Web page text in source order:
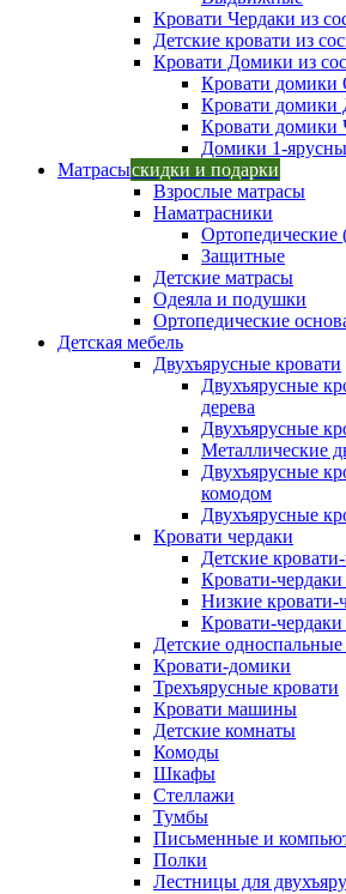
Кровати Чердаки из
Детские кровати из
Кровати Домики из
Кровати домики
Кровати домики
Кровати домики
Домики 1-
Матрасыскидки и подарки
Взрослые матрасы
Наматрасники
Ортопедические
Защитные
Детские матрасы
Одеяла и подушки
Ортопедические
Детская мебель
Двухъярусные кровати
Двухъярусные
дерева
Двухъярусные
Металлические
Двухъярусные
комодом
Двухъярусные
Кровати чердаки
Детские
Кровати-
Низкие кровати-
Кровати-чердаки
Детские односпальные
Кровати-домики
Трехъярусные кровати
Кровати машины
Детские комнаты
Комоды
Шкафы
Стеллажи
Тумбы
Письменные и
Полки
Лестницы для